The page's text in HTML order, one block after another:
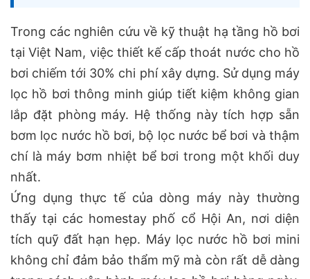
Trong các nghiên cứu về kỹ thuật hạ tầng hồ bơi
tại Việt Nam, việc thiết kế cấp thoát nước cho hồ
bơi chiếm tới 30% chi phí xây dựng. Sử dụng máy
lọc hồ bơi thông minh giúp tiết kiệm không gian
lắp đặt phòng máy. Hệ thống này tích hợp sẵn
bơm lọc nước hồ bơi, bộ lọc nước bể bơi và thậm
chí là máy bơm nhiệt bể bơi trong một khối duy
nhất.
Ứng dụng thực tế của dòng máy này thường
thấy tại các homestay phố cổ Hội An, nơi diện
tích quỹ đất hạn hẹp. Máy lọc nước hồ bơi mini
không chỉ đảm bảo thẩm mỹ mà còn rất dễ dàng